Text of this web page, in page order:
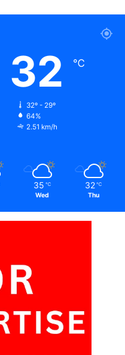
32 ℃
32º - 29º
64%
2.51 km/h
35 ℃
Wed
32 ℃
Thu